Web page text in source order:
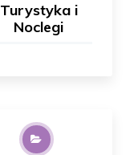
Turystyka i
Noclegi